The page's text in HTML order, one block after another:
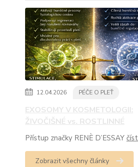
12.04.2026 PÉČE O PLEŤ
EXOSOMY V KOSMETOLOGII:
ŽIVOČIŠNÉ vs. ROSTLINNÉ
Přístup značky RENÈ D’ESSAY
Zobrazit všechny články